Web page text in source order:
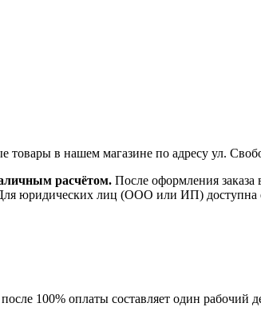
товары в нашем магазине по адресу ул.
расчётом. После оформления заказа
юридических лиц (ООО или ИП) доступна
100% оплаты составляет один рабочий